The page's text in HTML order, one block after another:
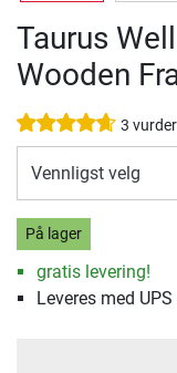
Taurus
Wooden
3
Vennligst velg
På lager
gratis levering!
Leveres med UPS